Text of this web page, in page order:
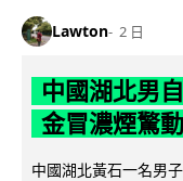
Lawton 2 日
中國湖北男
金冒濃煙驚
中國湖北黃石一名男